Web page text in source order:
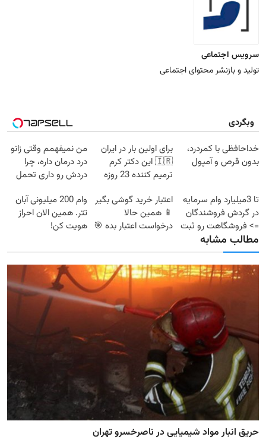
سرویس اجتماعی
تولید و بازنشر محتوای اجتماعی
وبگردی
خداحافظی با کمردرد،
بدون قرص و آمپول
برای اولین بار در ایران
🇮🇷 این دکتر کرم
ترمیم کننده 23 روزه
من نمیفهمم وقتی زانو
درد درمان داره، چرا
دردش رو داری تحمل
تا 3میلیارد وام سرمایه
در گردش فروشندگان
=> فروشگاهت رو ثبت
کن
اعتبار خرید گوشی بگیر
📱 همین حالا
درخواست اعتبار بده 🎯
وام 200 میلیونی آبان
تتر. همین الان احراز
هویت کن!
مطالب مشابه
حریق انبار مواد شیمیایی در ناصرخسرو تهران